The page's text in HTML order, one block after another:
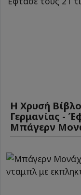
Η Χρυσή
Γερμανίας -
Μπάγερν